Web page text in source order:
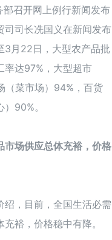
召开网上例行新闻发布
司司长冼国义在新闻发布
3月22日，大型农产品批
率达97%，大型超市
（菜市场）94%，百货
90%。
市场供应总体充裕，价格
绍，目前，全国生活必需
裕，价格稳中有降。